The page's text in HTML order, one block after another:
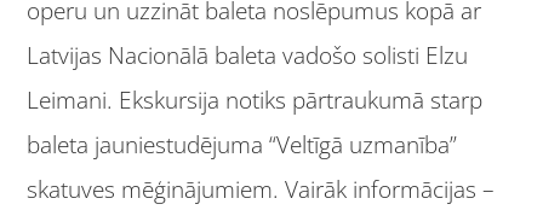
operu un uzzināt baleta noslēpumus kopā ar
Latvijas Nacionālā baleta vadošo solisti Elzu
Leimani. Ekskursija notiks pārtraukumā starp
baleta jauniestudējuma “Veltīgā uzmanība”
skatuves mēģinājumiem. Vairāk informācijas –